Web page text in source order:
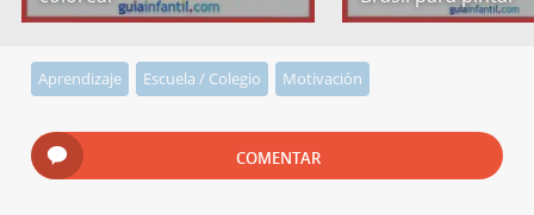
Aprendizaje Escuela / Colegio Motivación
COMENTAR